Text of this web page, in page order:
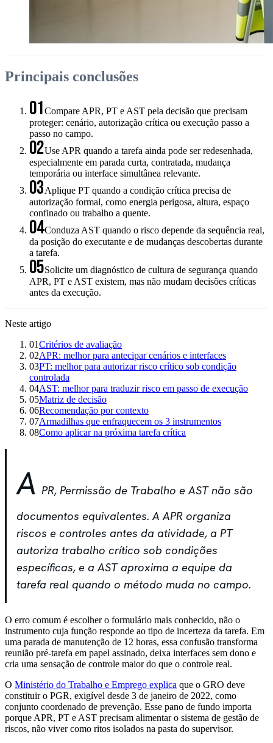
Principais conclusões
01Compare APR, PT e AST pela decisão que precisam
proteger: cenário, autorização crítica ou execução passo a
passo no campo.
02Use APR quando a tarefa ainda pode ser redesenhada,
especialmente em parada curta, contratada, mudança
temporária ou interface simultânea relevante.
03Aplique PT quando a condição crítica precisa de
autorização formal, como energia perigosa, altura, espaço
confinado ou trabalho a quente.
04Conduza AST quando o risco depende da sequência real,
da posição do executante e de mudanças descobertas durante
a tarefa.
05Solicite um diagnóstico de cultura de segurança quando
APR, PT e AST existem, mas não mudam decisões críticas
antes da execução.
Neste artigo
01Critérios de avaliação
02APR: melhor para antecipar cenários e interfaces
03PT: melhor para autorizar risco crítico sob condição
controlada
04AST: melhor para traduzir risco em passo de execução
05Matriz de decisão
06Recomendação por contexto
07Armadilhas que enfraquecem os 3 instrumentos
08Como aplicar na próxima tarefa crítica
A PR, Permissão de Trabalho e AST não são
documentos equivalentes. A APR organiza
riscos e controles antes da atividade, a PT
autoriza trabalho crítico sob condições
específicas, e a AST aproxima a equipe da
tarefa real quando o método muda no campo.
O erro comum é escolher o formulário mais conhecido, não o
instrumento cuja função responde ao tipo de incerteza da tarefa. Em
uma parada de manutenção de 12 horas, essa confusão transforma
reunião pré-tarefa em papel assinado, deixa interfaces sem dono e
cria uma sensação de controle maior do que o controle real.
O Ministério do Trabalho e Emprego explica que o GRO deve
constituir o PGR, exigível desde 3 de janeiro de 2022, como
conjunto coordenado de prevenção. Esse pano de fundo importa
porque APR, PT e AST precisam alimentar o sistema de gestão de
riscos, não viver como ritos isolados na pasta do supervisor.